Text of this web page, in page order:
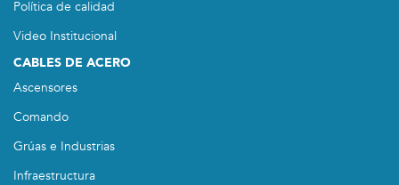
Política de calidad
Video Institucional
CABLES DE ACERO
Ascensores
Comando
Grúas e Industrias
Infraestructura